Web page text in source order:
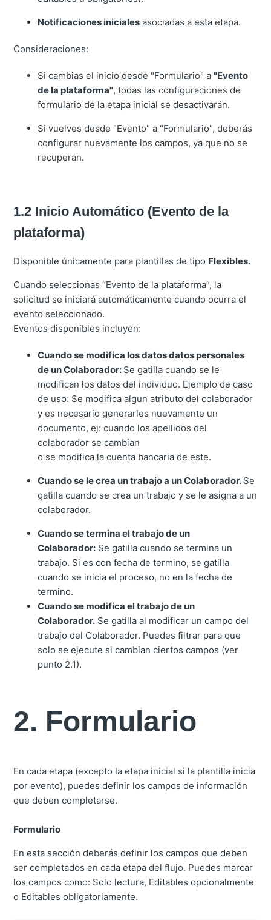
Notificaciones iniciales asociadas a esta etapa.
Consideraciones:
Si cambias el inicio desde "Formulario" a"Evento
de la plataforma", todas las configuraciones de
formulario de la etapa inicial se desactivarán.
Si vuelves desde "Evento" a "Formulario", deberás
configurar nuevamente los campos, ya que no se
recuperan.
1.2 Inicio Automático (Evento de la
plataforma)
Disponible únicamente para plantillas de tipo Flexibles.
Cuando seleccionas “Evento de la plataforma”, la
solicitud se iniciará automáticamente cuando ocurra el
evento seleccionado.
Eventos disponibles incluyen:
Cuando se modifica los datos datos personales
de un Colaborador: Se gatilla cuando se le
modifican los datos del individuo. Ejemplo de caso
de uso: Se modifica algun atributo del colaborador
y es necesario generarles nuevamente un
documento, ej: cuando los apellidos del
colaborador se cambian
o se modifica la cuenta bancaria de este.
Cuando se le crea un trabajo a un Colaborador. Se
gatilla cuando se crea un trabajo y se le asigna a un
colaborador.
Cuando se termina el trabajo de un
Colaborador: Se gatilla cuando se termina un
trabajo. Si es con fecha de termino, se gatilla
cuando se inicia el proceso, no en la fecha de
termino.
Cuando se modifica el trabajo de un
Colaborador. Se gatilla al modificar un campo del
trabajo del Colaborador. Puedes filtrar para que
solo se ejecute si cambian ciertos campos (ver
punto 2.1).
2. Formulario
En cada etapa (excepto la etapa inicial si la plantilla inicia
por evento), puedes definir los campos de información
que deben completarse.
Formulario
En esta sección deberás definir los campos que deben
ser completados en cada etapa del flujo. Puedes marcar
los campos como: Solo lectura, Editables opcionalmente
o Editables obligatoriamente.